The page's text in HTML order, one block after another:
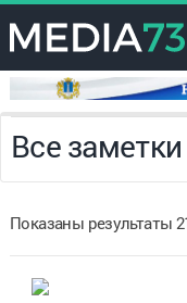
Все
Показаны результаты